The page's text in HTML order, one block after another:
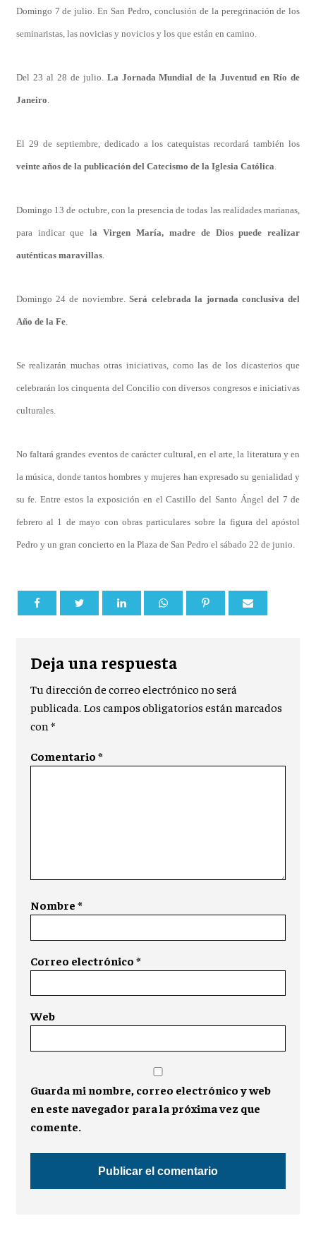
Domingo 7 de julio. En San Pedro, conclusión de la peregrinación de los
seminaristas, las novicias y novicios y los que están en camino.
Del 23 al 28 de julio. La Jornada Mundial de la Juventud en Río de
Janeiro.
El 29 de septiembre, dedicado a los catequistas recordará también los
veinte años de la publicación del Catecismo de la Iglesia Católica.
Domingo 13 de octubre, con la presencia de todas las realidades marianas,
para indicar que la Virgen María, madre de Dios puede realizar
auténticas maravillas.
Domingo 24 de noviembre.Será celebrada la jornada conclusiva del
Año de la Fe.
Se realizarán muchas otras iniciativas, como las de los dicasterios que
celebrarán los cinquenta del Concilio con diversos congresos e iniciativas
culturales.
No faltará grandes eventos de carácter cultural, en el arte, la literatura y en
la música, donde tantos hombres y mujeres han expresado su genialidad y
su fe. Entre estos la exposición en el Castillo del Santo Ángel del 7 de
febrero al 1 de mayo con obras particulares sobre la figura del apóstol
Pedro y un gran concierto en la Plaza de San Pedro el sábado 22 de junio.
Deja una respuesta
Tu dirección de correo electrónico no será
publicada. Los campos obligatorios están marcados
con*
Comentario*
Nombre*
Correo electrónico*
Web
Guarda mi nombre, correo electrónico y web
en este navegador para la próxima vez que
comente.